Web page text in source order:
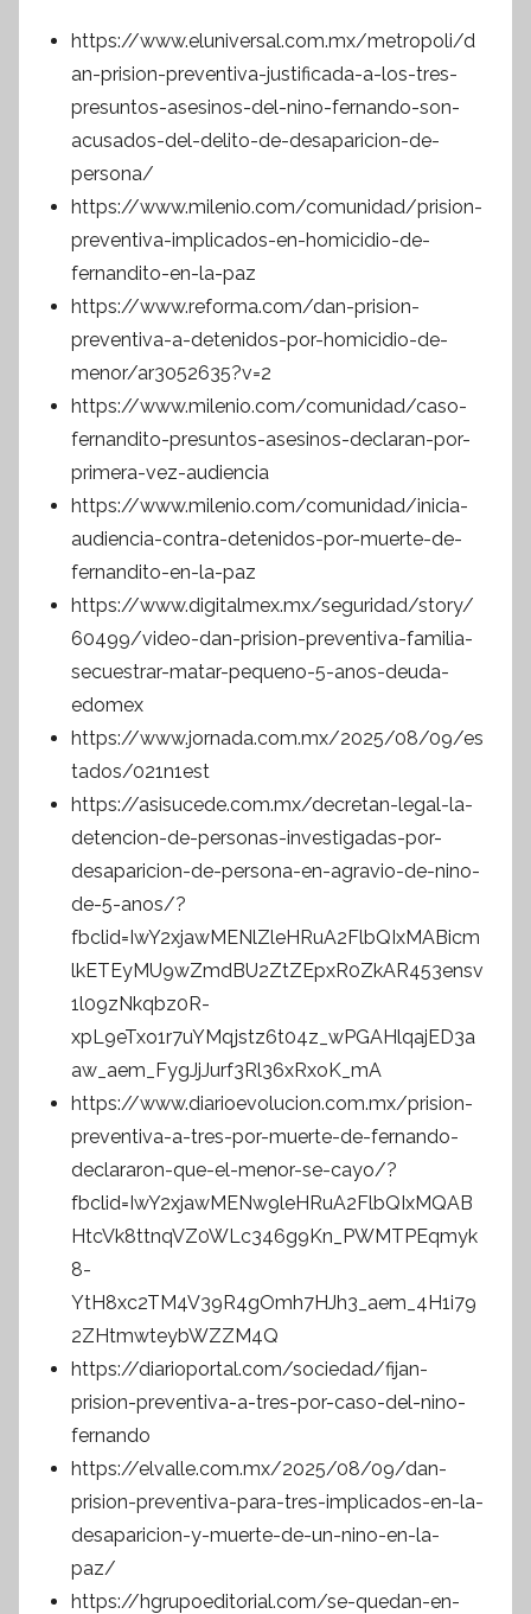
https://www.eluniversal.com.mx/metropoli/d
an-prision-preventiva-justificada-a-los-tres-
presuntos-asesinos-del-nino-fernando-son-
acusados-del-delito-de-desaparicion-de-
persona/
https://www.milenio.com/comunidad/prision-
preventiva-implicados-en-homicidio-de-
fernandito-en-la-paz
https://www.reforma.com/dan-prision-
preventiva-a-detenidos-por-homicidio-de-
menor/ar3052635?v=2
https://www.milenio.com/comunidad/caso-
fernandito-presuntos-asesinos-declaran-por-
primera-vez-audiencia
https://www.milenio.com/comunidad/inicia-
audiencia-contra-detenidos-por-muerte-de-
fernandito-en-la-paz
https://www.digitalmex.mx/seguridad/story/
60499/video-dan-prision-preventiva-familia-
secuestrar-matar-pequeno-5-anos-deuda-
edomex
https://www.jornada.com.mx/2025/08/09/es
tados/021n1est
https://asisucede.com.mx/decretan-legal-la-
detencion-de-personas-investigadas-por-
desaparicion-de-persona-en-agravio-de-nino-
de-5-anos/?
fbclid=IwY2xjawMENlZleHRuA2FlbQIxMABicm
lkETEyMU9wZmdBU2ZtZEpxR0ZkAR453ensv
1l09zNkqbz0R-
xpL9eTxo1r7uYMqjstz6t04z_wPGAHlqajED3a
aw_aem_FygJjJurf3Rl36xRxoK_mA
https://www.diarioevolucion.com.mx/prision-
preventiva-a-tres-por-muerte-de-fernando-
declararon-que-el-menor-se-cayo/?
fbclid=IwY2xjawMENw9leHRuA2FlbQIxMQAB
HtcVk8ttnqVZ0WLc346g9Kn_PWMTPEqmyk
8-
YtH8xc2TM4V39R4gOmh7HJh3_aem_4H1i79
2ZHtmwteybWZZM4Q
https://diarioportal.com/sociedad/fijan-
prision-preventiva-a-tres-por-caso-del-nino-
fernando
https://elvalle.com.mx/2025/08/09/dan-
prision-preventiva-para-tres-implicados-en-la-
desaparicion-y-muerte-de-un-nino-en-la-
paz/
https://hgrupoeditorial.com/se-quedan-en-